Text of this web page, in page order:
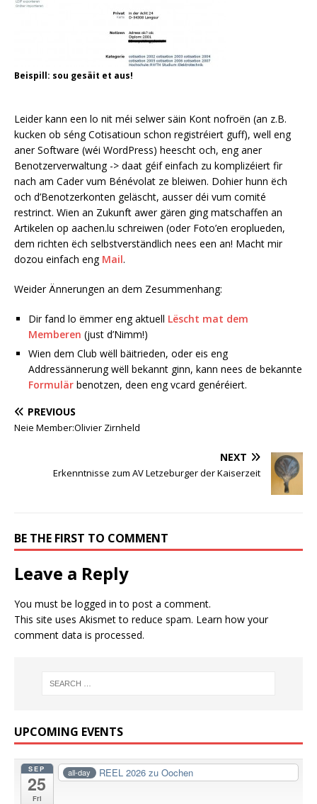
Beispill: sou gesäit et aus!
Leider kann een lo nit méi selwer säin Kont nofroën (an z.B.
kucken ob séng Cotisatioun schon registréiert guff), well eng
aner Software (wéi WordPress) heescht och, eng aner
Benotzerverwaltung -> daat géif einfach zu komplizéiert fir
nach am Cader vum Bénévolat ze bleiwen. Dohier hunn ëch
och d’Benotzerkonten geläscht, ausser déi vum comité
restrinct. Wien an Zukunft awer gären ging matschaffen an
Artikelen op aachen.lu schreiwen (oder Foto’en eroplueden,
dem richten ëch selbstverständlich nees een an! Macht mir
dozou einfach eng Mail.
Weider Ännerungen an dem Zesummenhang:
Dir fand lo ëmmer eng aktuell Lëscht mat dem
Memberen (just d’Nimm!)
Wien dem Club wëll bäitrieden, oder eis eng
Addressännerung wëll bekannt ginn, kann nees de bekannte
Formulär benotzen, deen eng vcard genéréiert.
PREVIOUS
Neie Member:Olivier Zirnheld
NEXT
Erkenntnisse zum AV Letzeburger der Kaiserzeit
BE THE FIRST TO COMMENT
Leave a Reply
You must be logged in to post a comment.
This site uses Akismet to reduce spam. Learn how your
comment data is processed.
UPCOMING EVENTS
SEP
25
Fri
all-day REEL 2026 zu Oochen